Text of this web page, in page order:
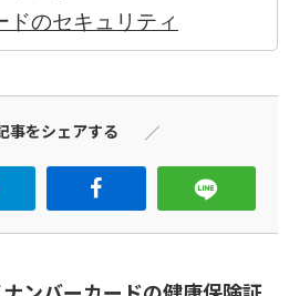
ドのセキュリティ
事をシェアする